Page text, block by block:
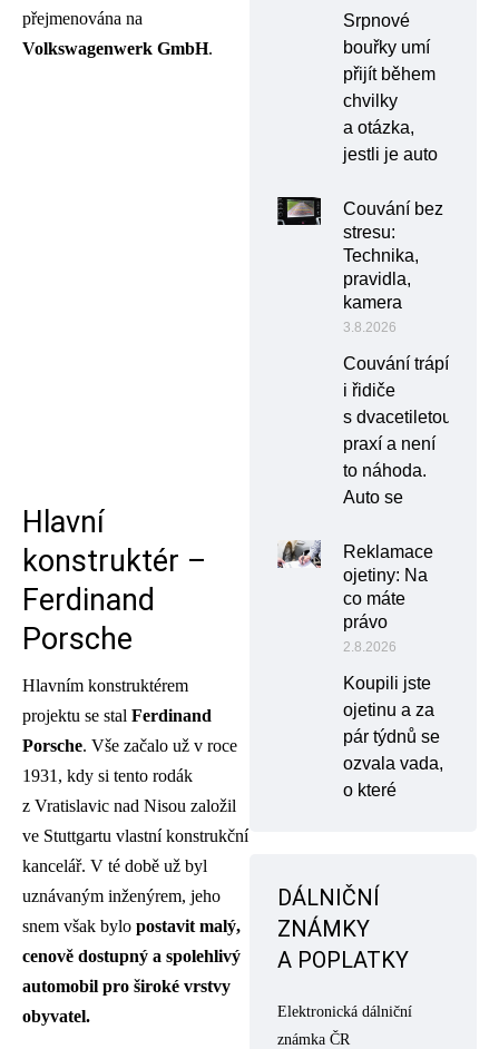
přejmenována na
Volkswagenwerk GmbH.
Hlavní
konstruktér –
Ferdinand
Porsche
Hlavním konstruktérem
projektu se stal Ferdinand
Porsche. Vše začalo už v roce
1931, kdy si tento rodák
z Vratislavic nad Nisou založil
ve Stuttgartu vlastní konstrukční
kancelář. V té době už byl
uznávaným inženýrem, jeho
snem však bylo postavit malý,
cenově dostupný a spolehlivý
automobil pro široké vrstvy
obyvatel.
Srpnové
bouřky umí
přijít během
chvilky
a otázka,
jestli je auto
Couvání bez
stresu:
Technika,
pravidla,
kamera
3.8.2026
Couvání trápí
i řidiče
s dvacetiletou
praxí a není
to náhoda.
Auto se
Reklamace
ojetiny: Na
co máte
právo
2.8.2026
Koupili jste
ojetinu a za
pár týdnů se
ozvala vada,
o které
DÁLNIČNÍ
ZNÁMKY
A POPLATKY
Elektronická dálniční
známka ČR